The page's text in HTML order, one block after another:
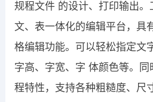
规程文件 的设计、打印输出。
文、表一体化的编辑平台，具
格编辑功能。可以轻松指定文
字高、字宽、字 体颜色等。
程特性，支持各种粗糙度、尺